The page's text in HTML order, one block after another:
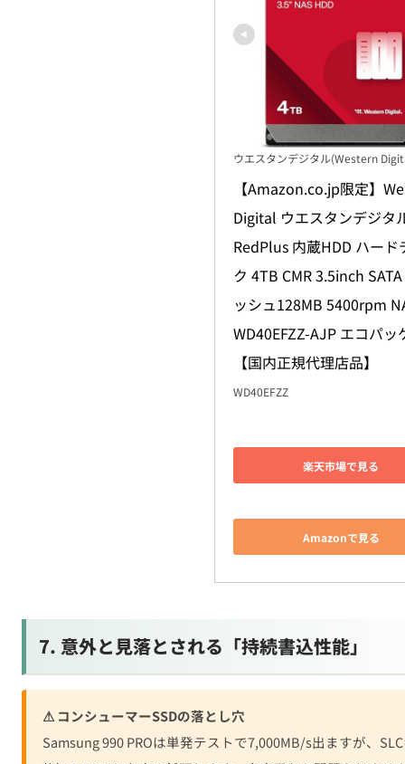
ウエスタンデジタル(Western
【Amazon.co.jp限定】
Digital ウエスタンデジタ
RedPlus 内蔵HDD ハード
ク 4TB CMR 3.5inch
ッシュ128MB 5400rpm
WD40EFZZ-AJP エコパッ
【国内正規代理店品】
WD40EFZZ
7. 意外と見落とされる「持続書込性能」
Samsung 990 PROは単発テストで7,000MB/s出ますが、
動画編集用途ではエンタープライズSSD（Kingston